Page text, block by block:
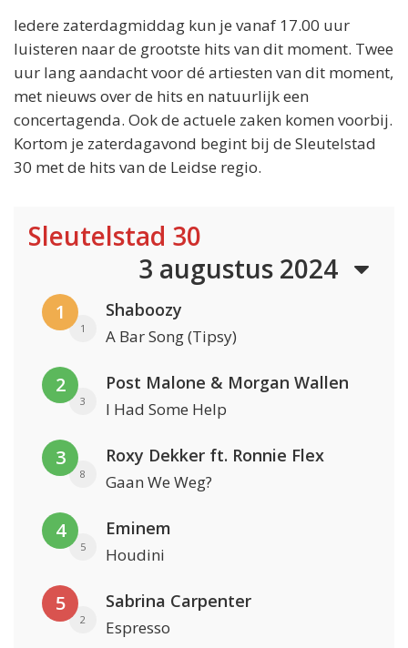
Iedere zaterdagmiddag kun je vanaf 17.00 uur
luisteren naar de grootste hits van dit moment. Twee
uur lang aandacht voor dé artiesten van dit moment,
met nieuws over de hits en natuurlijk een
concertagenda. Ook de actuele zaken komen voorbij.
Kortom je zaterdagavond begint bij de Sleutelstad
30 met de hits van de Leidse regio.
Sleutelstad 30
3 augustus 2024
1
1
Shaboozy
A Bar Song (Tipsy)
2
3
Post Malone & Morgan Wallen
I Had Some Help
3
8
Roxy Dekker ft. Ronnie Flex
Gaan We Weg?
4
5
Eminem
Houdini
5
2
Sabrina Carpenter
Espresso